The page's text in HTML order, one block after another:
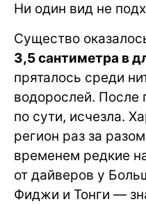
Ни один вид не
Существо
3,5 сантиметра в
пряталось среди
водорослей. После
по сути, исчезла.
регион раз за
временем редкие
от дайверов у
Фиджи и Тонги —